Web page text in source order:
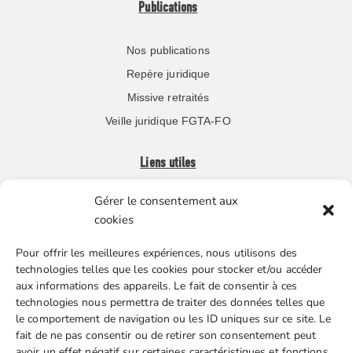
Gérer le consentement aux
cookies
Pour offrir les meilleures expériences, nous utilisons des
technologies telles que les cookies pour stocker et/ou accéder
aux informations des appareils. Le fait de consentir à ces
technologies nous permettra de traiter des données telles que
le comportement de navigation ou les ID uniques sur ce site. Le
fait de ne pas consentir ou de retirer son consentement peut
Publications
Nos publications
Repère juridique
Missive retraités
Veille juridique FGTA-FO
Liens utiles
Boutique en ligne
Nos partenaires
Gestion des cookies
FGTA-FO / 15 avenue Victor Hugo – 92170 Vanves / 01 86